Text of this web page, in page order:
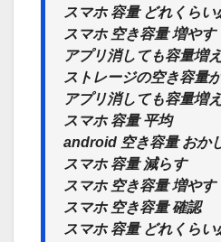
スマホ 容量 どれくらい
スマホ 空き容量 増やす
アプリ消しても容量増
ストレージの空き容量
アプリ消しても容量増
スマホ 容量 平均
android 空き容量 おか
スマホ 容量 減らす
スマホ 空き容量 増やす
スマホ 空き容量 確認
スマホ 容量 どれくらい